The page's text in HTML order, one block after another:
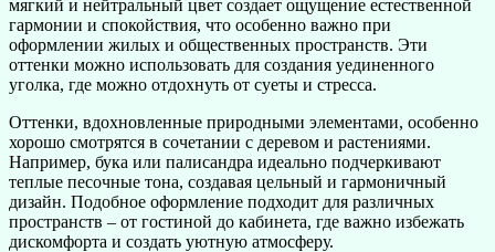
мягкий и нейтральный цвет создает ощущение естественной
гармонии и спокойствия, что особенно важно при
оформлении жилых и общественных пространств. Эти
оттенки можно использовать для создания уединенного
уголка, где можно отдохнуть от суеты и стресса.
Оттенки, вдохновленные природными элементами, особенно
хорошо смотрятся в сочетании с деревом и растениями.
Например, бука или палисандра идеально подчеркивают
теплые песочные тона, создавая цельный и гармоничный
дизайн. Подобное оформление подходит для различных
пространств – от гостиной до кабинета, где важно избежать
дискомфорта и создать уютную атмосферу.